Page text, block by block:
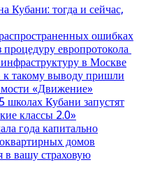
Кубани: тогда и сейчас,
ошибках
европротокола
в Москве
такому выводу пришли
«Движение»
школах Кубани запустят
классы 2.0»
года капитально
домов
вашу страховую